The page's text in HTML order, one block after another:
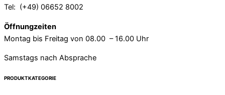
Tel: (+49) 06652 8002
Öffnungzeiten
Montag bis Freitag von 08.00 – 16.00 Uhr
Samstags nach Absprache
PRODUKTKATEGORIE